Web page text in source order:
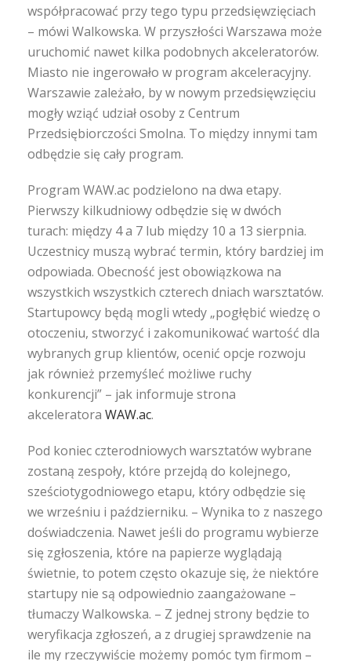
współpracować przy tego typu przedsięwzięciach
– mówi Walkowska. W przyszłości Warszawa może
uruchomić nawet kilka podobnych akceleratorów.
Miasto nie ingerowało w program akceleracyjny.
Warszawie zależało, by w nowym przedsięwzięciu
mogły wziąć udział osoby z Centrum
Przedsiębiorczości Smolna. To między innymi tam
odbędzie się cały program.
Program WAW.ac podzielono na dwa etapy.
Pierwszy kilkudniowy odbędzie się w dwóch
turach: między 4 a 7 lub między 10 a 13 sierpnia.
Uczestnicy muszą wybrać termin, który bardziej im
odpowiada. Obecność jest obowiązkowa na
wszystkich wszystkich czterech dniach warsztatów.
Startupowcy będą mogli wtedy „pogłębić wiedzę o
otoczeniu, stworzyć i zakomunikować wartość dla
wybranych grup klientów, ocenić opcje rozwoju
jak również przemyśleć możliwe ruchy
konkurencji” – jak informuje strona
akceleratora WAW.ac.
Pod koniec czterodniowych warsztatów wybrane
zostaną zespoły, które przejdą do kolejnego,
sześciotygodniowego etapu, który odbędzie się
we wrześniu i październiku. – Wynika to z naszego
doświadczenia. Nawet jeśli do programu wybierze
się zgłoszenia, które na papierze wyglądają
świetnie, to potem często okazuje się, że niektóre
startupy nie są odpowiednio zaangażowane –
tłumaczy Walkowska. – Z jednej strony będzie to
weryfikacja zgłoszeń, a z drugiej sprawdzenie na
ile my rzeczywiście możemy pomóc tym firmom –